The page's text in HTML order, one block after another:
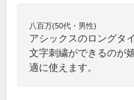
八百万(50代・男性)
アシックスのロングタ
文字刺繍ができるのが
適に使えます。